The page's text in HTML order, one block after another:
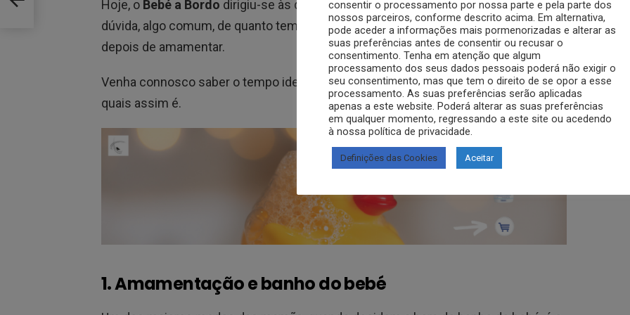
Hoje, o Bebé a Bordo dirigiu-se às questões destas mamãs para dar resposta à
dúvida, algo comum, de quanto tempo se deve esperar para dar o banho ao bebé
depois de amamentar.
Venha connosco saber o tempo ideal a esperar nesta situação e as razões pelas
quais assim é.
1. Amamentação e banho do bebé
consentir o processamento por nossa parte e pela parte dos
nossos parceiros, conforme descrito acima. Em alternativa,
pode aceder a informações mais pormenorizadas e alterar as
suas preferências antes de consentir ou recusar o
consentimento. Tenha em atenção que algum
processamento dos seus dados pessoais poderá não exigir o
seu consentimento, mas que tem o direito de se opor a esse
processamento. As suas preferências serão aplicadas
apenas a este website. Poderá alterar as suas preferências
em qualquer momento, regressando a este site ou acedendo
à nossa política de privacidade.
Definições das Cookies Aceitar